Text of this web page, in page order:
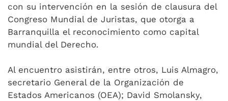
con su intervención en la sesión de clausura del
Congreso Mundial de Juristas, que otorga a
Barranquilla el reconocimiento como capital
mundial del Derecho.
Al encuentro asistirán, entre otros, Luis Almagro,
secretario General de la Organización de
Estados Americanos (OEA); David Smolansky,